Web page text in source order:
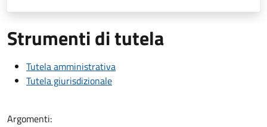
Strumenti di tutela
Tutela amministrativa
Tutela giurisdizionale
Argomenti: